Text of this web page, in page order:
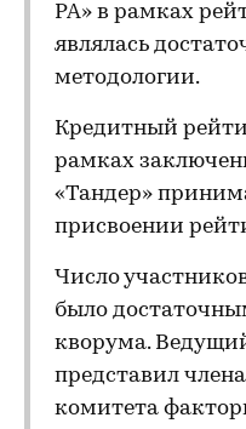
РА» в рамках
являлась
методологии.
Кредитный
рамках
«Тандер»
присвоении
Число
было
кворума.
представил
комитета